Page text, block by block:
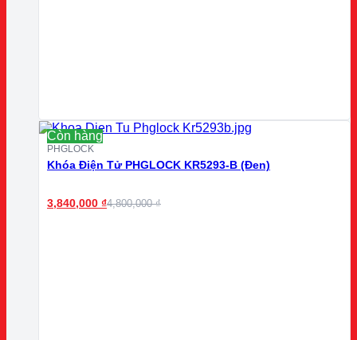
Còn hàng
PHGLOCK
Khóa Điện Tử PHGLOCK KR5293-B (Đen)
3,840,000 ₫4,800,000₫